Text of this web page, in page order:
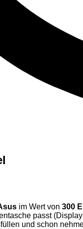
im Wert von 300
passt
und schon